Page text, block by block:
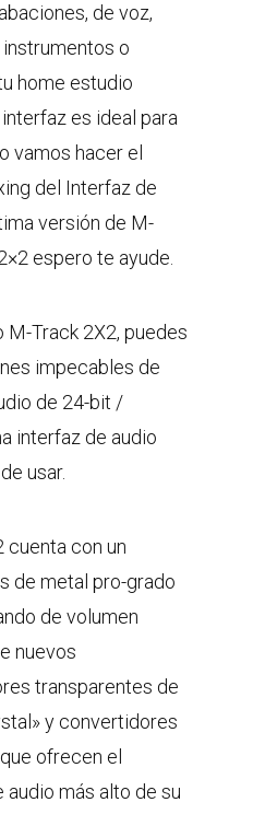
de voz,
o
home estudio
es ideal para
vamos hacer el
del Interfaz de
versión de M-
espero te ayude.
M-Track 2X2, puedes
impecables de
de 24-bit /
interfaz de audio
usar.
cuenta con un
de metal pro-grado
de volumen
nuevos
transparentes de
y convertidores
ofrecen el
más alto de su